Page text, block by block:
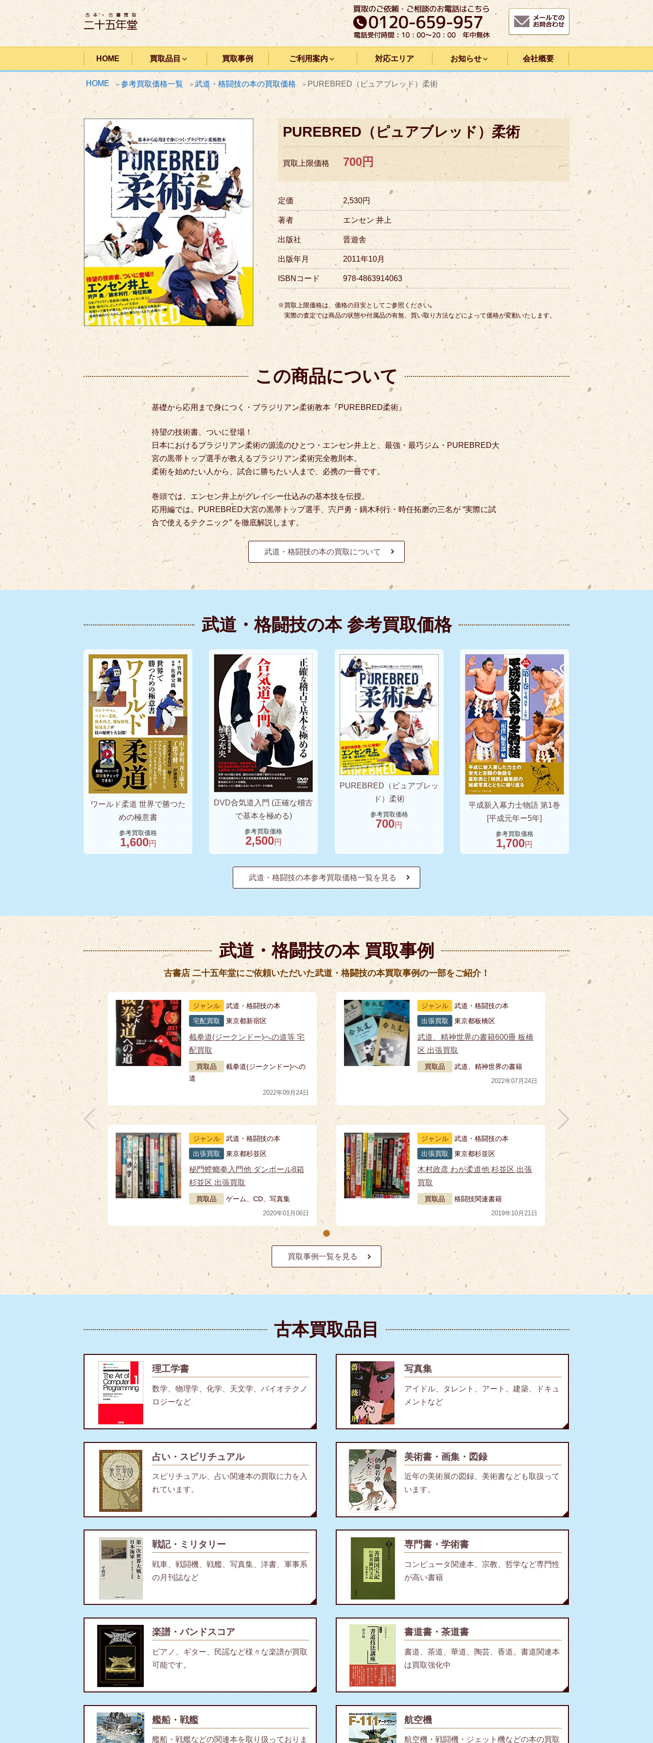
コ
ン
テ
ン
ツ
へ
ス
キ
プ
二十五年堂
HOME 買取品目 買取事例 ご利用案内 対応エリア お知らせ 会社概要
HOME 参考買取価格一覧 武道・格闘技の本の買取価格 PUREBRED（ピュアブレッド）柔術
PUREBRED（ピュアブレッド）柔術
買取上限価格 700円
定価 2,530円
著者 エンセン 井上
出版社 晋遊舎
出版年月 2011年10月
ISBNコード 978-4863914063
※買取上限価格は、価格の目安としてご参照ください。
実際の査定では商品の状態や付属品の有無、買い取り方法などによって価格が変動いたします。
この商品について
基礎から応用まで身につく・ブラジリアン柔術教本『PUREBRED柔術』
待望の技術書、ついに登場！
日本におけるブラジリアン柔術の源流のひとつ・エンセン井上と、最強・最巧ジム・PUREBRED大
宮の黒帯トップ選手が教えるブラジリアン柔術完全教則本。
柔術を始めたい人から、試合に勝ちたい人まで、必携の一冊です。
巻頭では、エンセン井上がグレイシー仕込みの基本技を伝授。
応用編では、PUREBRED大宮の黒帯トップ選手、宍戸勇・鏑木利行・時任拓磨の三名が “実際に試
合で使えるテクニック” を徹底解説します。
武道・格闘技の本の買取について
武道・格闘技の本 参考買取価格
ワールド柔道 世界で勝つた
めの極意書
参考買取価格
1,600円
DVD合気道入門 (正確な稽古
で基本を極める)
参考買取価格
2,500円
PUREBRED（ピュアブレッ
ド）柔術
参考買取価格
700円
平成新入幕力士物語 第1巻
[平成元年ー5年]
参考買取価格
1,700円
武道・格闘技の本参考買取価格一覧を見る
武道・格闘技の本 買取事例
古書店 二十五年堂にご依頼いただいた武道・格闘技の本買取事例の一部をご紹介！
ジャンル
武道・格闘技の本
宅配買取
東京都新宿区
截拳道(ジークンドー)への道等 宅
配買取
買取品
截拳道(ジークンドー)への
道
2022年09月24日
ジャンル
武道・格闘技の本
出張買取
東京都板橋区
武道、精神世界の書籍600冊 板橋
区 出張買取
買取品 武道、精神世界の書籍
2022年07月24日
ジャンル
武道・格闘技の本
出張買取
東京都杉並区
秘門螳螂拳入門他 ダンボール8箱
杉並区 出張買取
買取品 ゲーム、CD、写真集
2020年01月06日
ジャンル
武道・格闘技の本
出張買取
東京都杉並区
木村政彦 わが柔道他 杉並区 出張
買取
買取品 格闘技関連書籍
2019年10月21日
買取事例一覧を見る
古本買取品目
理工学書
数学、物理学、化学、天文学、バイオテクノ
ロジーなど
写真集
アイドル、タレント、アート、建築、ドキュ
メントなど
占い・スピリチュアル
スピリチュアル、占い関連本の買取に力を入
れています。
美術書・画集・図録
近年の美術展の図録、美術書なども取扱って
います。
戦記・ミリタリー
戦車、戦闘機、戦艦、写真集、洋書、軍事系
の月刊誌など
専門書・学術書
コンピュータ関連本、宗教、哲学など専門性
が高い書籍
楽譜・バンドスコア
ピアノ、ギター、民謡など様々な楽譜が買取
可能です。
書道書・茶道書
書道、茶道、華道、陶芸、香道。書道関連本
は買取強化中
艦船・戦艦
艦船・戦艦などの関連本を取り扱っておりま
航空機
航空機・戦闘機・ジェット機などの本の買取